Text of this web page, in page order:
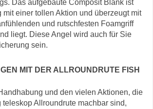
Das aufgebaute Composit Blank ist
mit einer tollen Aktion und überzeugt mit
und rutschfesten Foamgriff
liegt. Diese Angel wird auch für Sie
sein.
MIT DER ALLROUNDRUTE FISH
und den vielen Aktionen, die
teleskop Allroundrute machbar sind,